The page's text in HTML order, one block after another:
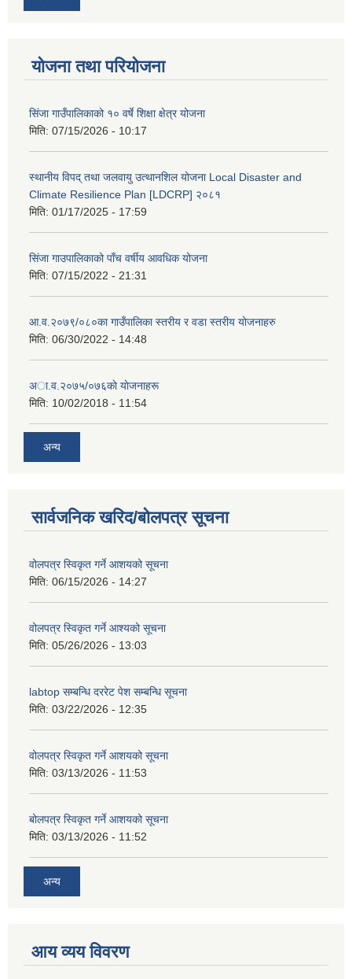
योजना तथा परियोजना
सिंजा गाउँपालिकाको १० वर्षे शिक्षा क्षेत्र योजना
मिति: 07/15/2026 - 10:17
स्थानीय विपद् तथा जलवायु उत्थानशिल योजना Local Disaster and
Climate Resilience Plan [LDCRP] २०८१
मिति: 01/17/2025 - 17:59
सिंजा गाउपालिकाको पाँच वर्षीय आवधिक योजना
मिति: 07/15/2022 - 21:31
आ.व.२०७९/०८०का गाउँपालिका स्तरीय र वडा स्तरीय योजनाहरु
मिति: 06/30/2022 - 14:48
अा‍‍.व.२०७५/०७६काे याेजनाहरू
मिति: 10/02/2018 - 11:54
अन्य
सार्वजनिक खरिद/बोलपत्र सूचना
वोलपत्र स्विकृत गर्ने आशयको सूचना
मिति: 06/15/2026 - 14:27
वोलपत्र स्विकृत गर्ने आश्यको सूचना
मिति: 05/26/2026 - 13:03
labtop सम्बन्धि दररेट पेश सम्बन्धि सूचना
मिति: 03/22/2026 - 12:35
वोलपत्र स्विकृत गर्ने आशयको सूचना
मिति: 03/13/2026 - 11:53
बोलपत्र स्विकृत गर्ने आशयको सूचना
मिति: 03/13/2026 - 11:52
अन्य
आय व्यय विवरण